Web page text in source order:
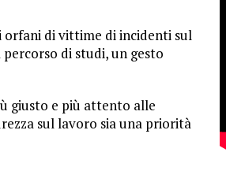
orfani di vittime di incidenti sul
percorso di studi, un gesto
giusto e più attento alle
sul lavoro sia una priorità